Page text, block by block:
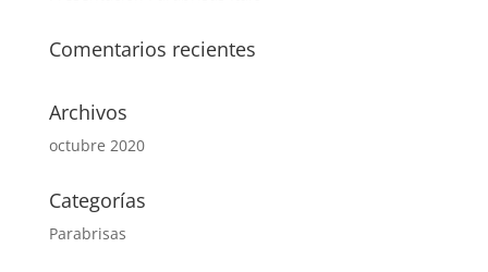
Comentarios recientes
Archivos
octubre 2020
Categorías
Parabrisas